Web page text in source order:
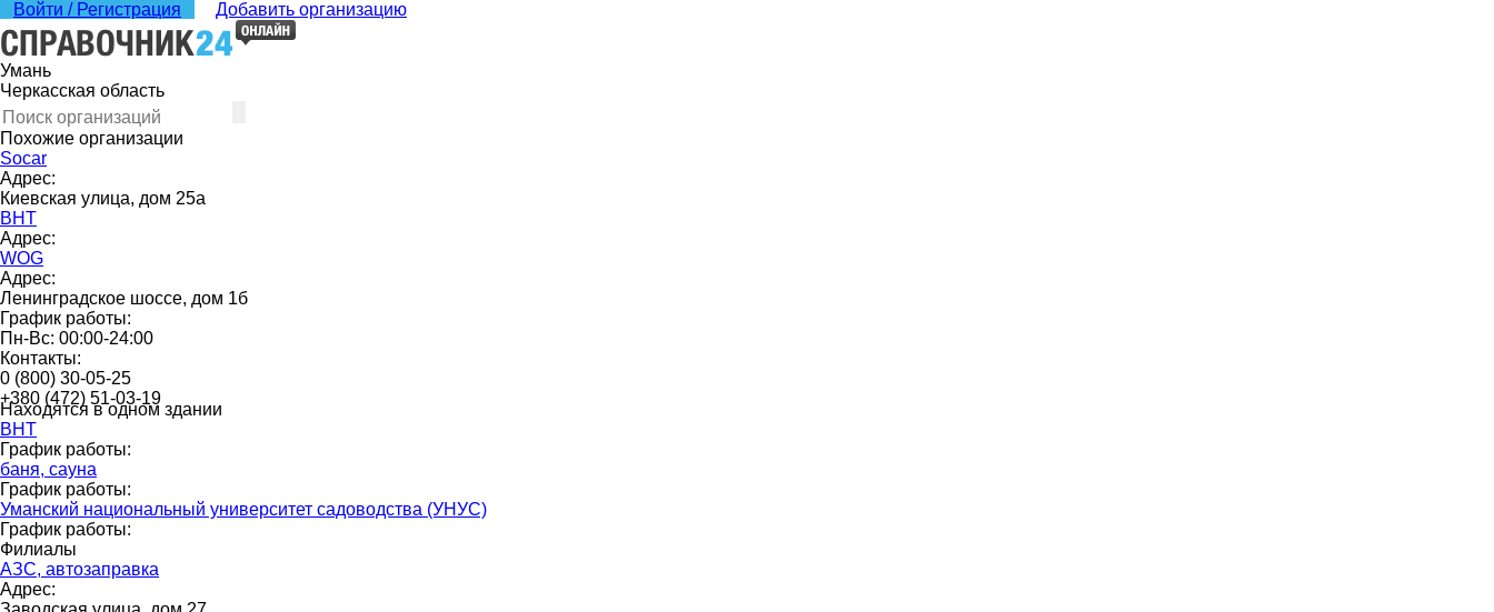
Войти / Регистрация Добавить организацию
Умань
Черкасская область
Похожие организации
Socar
Адрес:
Киевская улица, дом 25a
ВНТ
Адрес:
WOG
Адрес:
Ленинградское шоссе, дом 1б
График работы:
Пн-Вс: 00:00-24:00
Контакты:
0 (800) 30-05-25
+380 (472) 51-03-19
Находятся в одном здании
ВНТ
График работы:
баня, сауна
График работы:
Уманский национальный университет садоводства (УНУС)
График работы:
Филиалы
АЗС, автозаправка
Адрес: